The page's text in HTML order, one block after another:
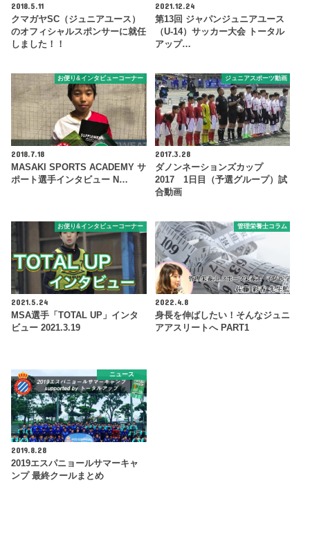
2018.5.11
クマガヤSC（ジュニアユース）
のオフィシャルスポンサーに就任
しました！！
2021.12.24
第13回 ジャパンジュニアユース
（U-14）サッカー大会 トータル
アップ…
お便り&インタビューコーナー
2018.7.18
MASAKI SPORTS ACADEMY サ
ポート選手インタビュー N…
ジュニアスポーツ動画
2017.3.28
ダノンネーションズカップ
2017 1日目（予選グループ）試
合動画
お便り&インタビューコーナー
2021.5.24
MSA選手「TOTAL UP」インタ
ビュー 2021.3.19
管理栄養士コラム
2022.4.8
身長を伸ばしたい！そんなジュニ
アアスリートへ PART1
ニュース
2019.8.28
2019エスパニョールサマーキャ
ンプ 最終クールまとめ